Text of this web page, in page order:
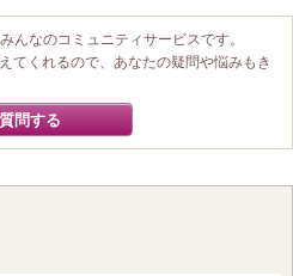
んなのコミュニティサービスです。
てくれるので、あなたの疑問や悩みもき
問する